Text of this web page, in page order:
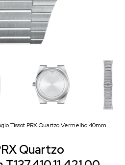
Tissot PRX Quartzo Vermelho 40mm
Quartzo